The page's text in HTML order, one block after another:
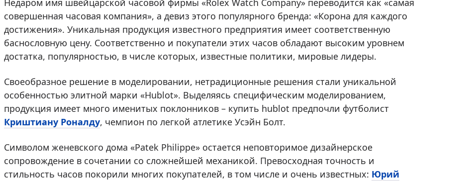
Недаром имя швейцарской часовой фирмы «Rolex Watch Company» переводится как «самая
совершенная часовая компания», а девиз этого популярного бренда: «Корона для каждого
достижения». Уникальная продукция известного предприятия имеет соответственную
баснословную цену. Соответственно и покупатели этих часов обладают высоким уровнем
достатка, популярностью, в числе которых, известные политики, мировые лидеры.
Своеобразное решение в моделировании, нетрадиционные решения стали уникальной
особенностью элитной марки «Hublot». Выделяясь специфическим моделированием,
продукция имеет много именитых поклонников – купить hublot предпочли футболист
Криштиану Роналду, чемпион по легкой атлетике Усэйн Болт.
Символом женевского дома «Patek Philippe» остается неповторимое дизайнерское
сопровождение в сочетании со сложнейшей механикой. Превосходная точность и
стильность часов покорили многих покупателей, в том числе и очень известных: Юрий